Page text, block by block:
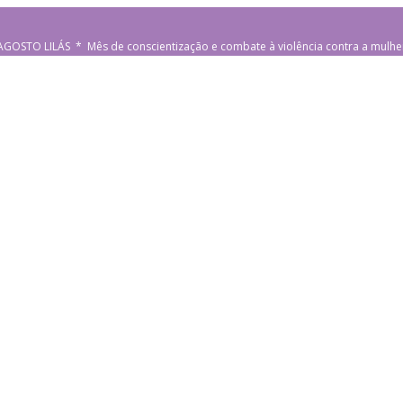
LILÁS * Mês de conscientização e combate à violência contra a